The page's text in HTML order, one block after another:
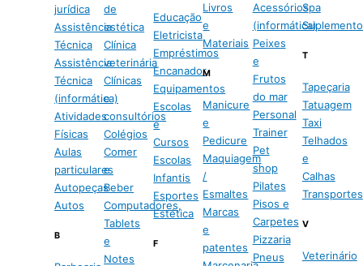
jurídica
Assistência
Técnica
Assistência
Técnica
(informática)
Atividades
Físicas
Aulas
particulares
Autopeças
Autos
B
de
estética
Clínica
veterinária
Clínicas
e
consultórios
Colégios
Comer
e
Beber
Computadores,
Tablets
e
Notes
Educação
Eletricista
Empréstimos
Encanador
Equipamentos
Escolas
e
Cursos
Escolas
Infantis
Esportes
Estética
F
Livros
e
Materiais
M
Manicure
e
Pedicure
Maquiagem
/
Esmaltes
Marcas
e
patentes
Acessórios
(informática)
Peixes
e
Frutos
do mar
Personal
Trainer
Pet
shop
Pilates
Pisos e
Carpetes
Pizzaria
Pneus
Spa
T
Tapeçaria
Tatuagem
Taxi
Telhados
e
Calhas
Transportes
V
Veterinário